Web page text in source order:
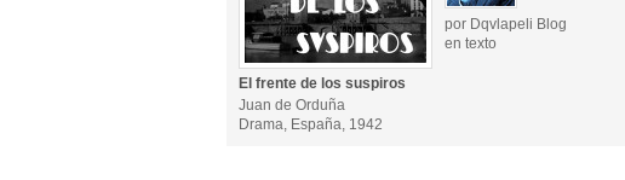
por Dqvlapeli Blog
en texto
El frente de los suspiros
Juan de Orduña
Drama, España, 1942